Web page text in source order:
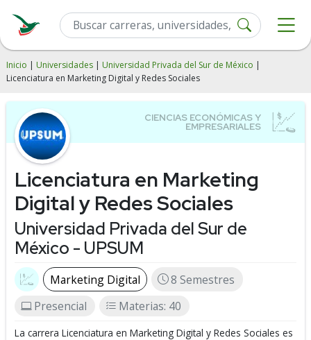
Inicio | Universidades | Universidad Privada del Sur de México |
Licenciatura en Marketing Digital y Redes Sociales
Licenciatura en Marketing
Digital y Redes Sociales
Universidad Privada del Sur de
México - UPSUM
Marketing Digital
8 Semestres
Presencial
Materias: 40
La carrera Licenciatura en Marketing Digital y Redes Sociales es